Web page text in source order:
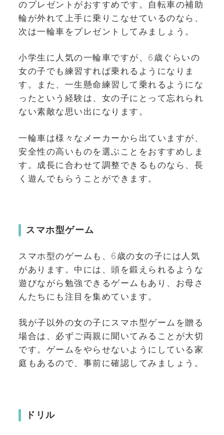
のプレゼントがおすすめです。自転車の補助
輪が外れて上手に乗りこなせているのなら、
次は一輪車をプレゼントしてみましょう。
小学生に人気の一輪車ですが、6歳ぐらいの
女の子でも練習すれば乗れるようになりま
す。また、一生懸命練習して乗れるようにな
ったという経験は、女の子にとって忘れられ
ない素敵な思い出になります。
一輪車は様々なメーカーから出ていますが、
安全性の高いものを選ぶことをおすすめしま
す。成長に合わせて調整できるものなら、長
く遊んでもらうことができます。
スマホ型ゲーム
スマホ型のゲームも、6歳の女の子には人気
があります。中には、頭を鍛えられるような
遊びながら勉強できるゲームもあり、お母さ
んたちにも注目を集めています。
我が子以外の女の子にスマホ型ゲームを贈る
場合は、必ずご両親に聞いてみることが大切
です。ゲームをやらせないようにしている家
庭もあるので、事前に確認してみましょう。
ドリル